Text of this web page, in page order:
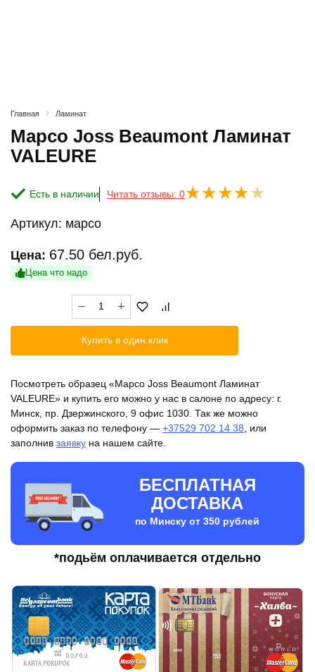
Главная Ламинат
Марсо Joss Beaumont Ламинат
VALEURE
Есть в наличии Читать отзывы: 0
Артикул: марсо
Цена: 67.50 бел.руб.
Цена что надо
Количество
товара
Joss
VALEURE
Купить в один клик
Посмотреть образец «Марсо Joss Beaumont Ламинат
VALEURE» и купить его можно у нас в салоне по адресу: г.
Минск, пр. Дзержинского, 9 офис 1030. Так же можно
оформить заказ по телефону — +37529 702 14 38 , или
заполнив заявку на нашем сайте.
БЕСПЛАТНАЯ
ДОСТАВКА
по Минску от 350 рублей
*подьём оплачивается отдельно